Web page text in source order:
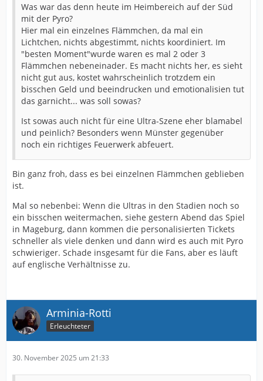
Was war das denn heute im Heimbereich auf der Süd
mit der Pyro?
Hier mal ein einzelnes Flämmchen, da mal ein
Lichtchen, nichts abgestimmt, nichts koordiniert. Im
"besten Moment"wurde waren es mal 2 oder 3
Flämmchen nebeneinader. Es macht nichts her, es sieht
nicht gut aus, kostet wahrscheinlich trotzdem ein
bisschen Geld und beeindrucken und emotionalisien tut
das garnicht... was soll sowas?
Ist sowas auch nicht für eine Ultra-Szene eher blamabel
und peinlich? Besonders wenn Münster gegenüber
noch ein richtiges Feuerwerk abfeuert.
Bin ganz froh, dass es bei einzelnen Flämmchen geblieben
ist.
Mal so nebenbei: Wenn die Ultras in den Stadien noch so
ein bisschen weitermachen, siehe gestern Abend das Spiel
in Mageburg, dann kommen die personalisierten Tickets
schneller als viele denken und dann wird es auch mit Pyro
schwieriger. Schade insgesamt für die Fans, aber es läuft
auf englische Verhältnisse zu.
Arminia-Rotti
Erleuchteter
30. November 2025 um 21:33